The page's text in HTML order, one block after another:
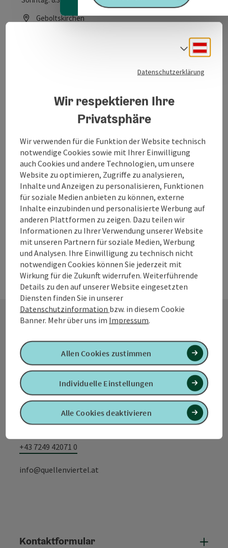
Geboltskirchen
Trattnach-Ursprung
Naturerlebnisweg
Der 1,2 km lange Wanderweg führt vom
Familienausflugsziel „Kohlebahnhof Scheiben“ in
Geboltskirchen entlang der ehemaligen Kohlebahntrasse
zum Trattnach Ursprung.
Geboltskirchen
Öffnungszeiten
MOMontag geöffnet
DIDienstag geöffnet
MIMittwoch geöffnet
DODonnerstag geöffnet
FRFreitag geöffnet
SASamstag geöffnet
SOSonntag geöffnet
FEFeiertag geöffnet
Kontakt
Tourismusverband Quellenviertel
Promenade 2
4701 Bad Schallerbach
+43 7249 42071 0
info@quellenviertel.at
Kontaktformular
Datenschutzerklärung
Wir respektieren Ihre
Privatsphäre
Wir verwenden für die Funktion der Website technisch
notwendige Cookies sowie mit Ihrer Einwilligung
auch Cookies und andere Technologien, um unsere
Website zu optimieren, Zugriffe zu analysieren,
Inhalte und Anzeigen zu personalisieren, Funktionen
für soziale Medien anbieten zu können, externe
Inhalte einzubinden und personalisierte Werbung auf
anderen Plattformen zu zeigen. Dazu teilen wir
Informationen zu Ihrer Verwendung unserer Website
mit unseren Partnern für soziale Medien, Werbung
und Analysen. Ihre Einwilligung zu technisch nicht
notwendigen Cookies können Sie jederzeit mit
Wirkung für die Zukunft widerrufen. Weiterführende
Details zu den auf unserer Website eingesetzten
Diensten finden Sie in unserer
Datenschutzinformation bzw. in diesem Cookie
Banner. Mehr über uns im Impressum.
Alle Cookies deaktivieren
Individuelle Einstellungen
Allen Cookies zustimmen